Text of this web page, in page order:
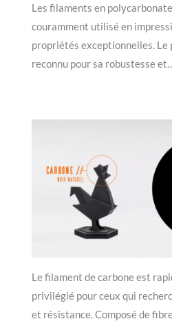
Les filaments en
couramment utilisé en
propriétés exceptionnelles. Le
reconnu pour sa robustesse et…
Le filament de carbone est
privilégié pour ceux qui
et résistance. Composé de